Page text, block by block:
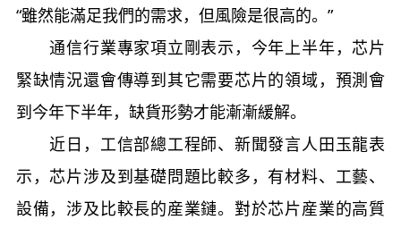
“雖然能滿足我們的需求，但風險是很高的。”
通信行業專家項立剛表示，今年上半年，芯片
緊缺情況還會傳導到其它需要芯片的領域，預測會
到今年下半年，缺貨形勢才能漸漸緩解。
近日，工信部總工程師、新聞發言人田玉龍表
示，芯片涉及到基礎問題比較多，有材料、工藝、
設備，涉及比較長的産業鏈。對於芯片産業的高質